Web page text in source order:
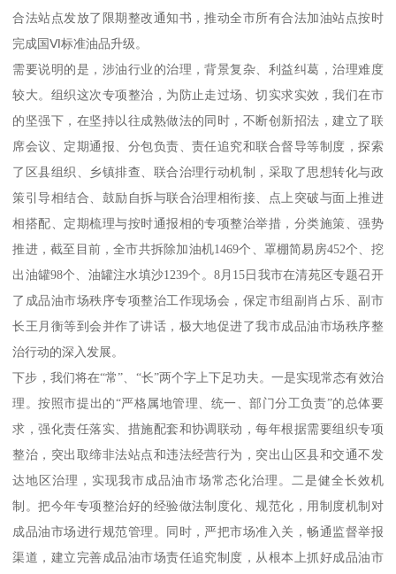
合法站点发放了限期整改通知书，推动全市所有合法加油站点按时
完成国Ⅵ标准油品升级。
需要说明的是，涉油行业的治理，背景复杂、利益纠葛，治理难度
较大。组织这次专项整治，为防止走过场、切实求实效，我们在市
的坚强下，在坚持以往成熟做法的同时，不断创新招法，建立了联
席会议、定期通报、分包负责、责任追究和联合督导等制度，探索
了区县组织、乡镇排查、联合治理行动机制，采取了思想转化与政
策引导相结合、鼓励自拆与联合治理相衔接、点上突破与面上推进
相搭配、定期梳理与按时通报相的专项整治举措，分类施策、强势
推进，截至目前，全市共拆除加油机1469个、罩棚简易房452个、挖
出油罐98个、油罐注水填沙1239个。8月15日我市在清苑区专题召开
了成品油市场秩序专项整治工作现场会，保定市组副肖占乐、副市
长王月衡等到会并作了讲话，极大地促进了我市成品油市场秩序整
治行动的深入发展。
下步，我们将在“常”、“长”两个字上下足功夫。一是实现常态有效治
理。按照市提出的“严格属地管理、统一、部门分工负责”的总体要
求，强化责任落实、措施配套和协调联动，每年根据需要组织专项
整治，突出取缔非法站点和违法经营行为，突出山区县和交通不发
达地区治理，实现我市成品油市场常态化治理。二是健全长效机
制。把今年专项整治好的经验做法制度化、规范化，用制度机制对
成品油市场进行规范管理。同时，严把市场准入关，畅通监督举报
渠道，建立完善成品油市场责任追究制度，从根本上抓好成品油市